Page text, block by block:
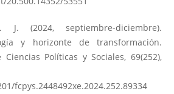
J. (2024, septiembre-diciembre).
y horizonte de transformación.
Políticas y Sociales, 69(252),
fcpys.2448492xe.2024.252.89334